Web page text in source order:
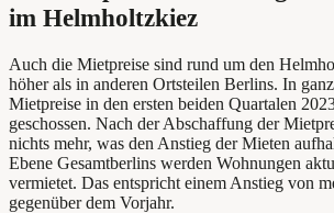
im Helmholtzkiez
Auch die Mietpreise sind rund um den
höher als in anderen Ortsteilen Berlins. In
Mietpreise in den ersten beiden Quartalen
geschossen. Nach der Abschaffung der
nichts mehr, was den Anstieg der Mieten
Ebene Gesamtberlins werden Wohnungen
vermietet. Das entspricht einem Anstieg von
gegenüber dem Vorjahr.